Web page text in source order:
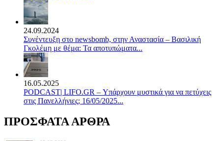
24.09.2024
Συνέντευξη στο newsbomb, στην Αναστασία – Βασιλική
Γκολέμη με θέμα: Τα αποτυπώματα...
16.05.2025
PODCAST| LIFO.GR – Υπάρχουν μυστικά για να πετύχεις
στις Πανελλήνιες; 16/05/2025...
ΠΡΟΣΦΑΤΑ ΑΡΘΡΑ